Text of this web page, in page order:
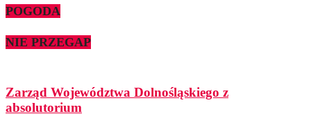
POGODA
NIE PRZEGAP
Zarząd Województwa Dolnośląskiego z
absolutorium